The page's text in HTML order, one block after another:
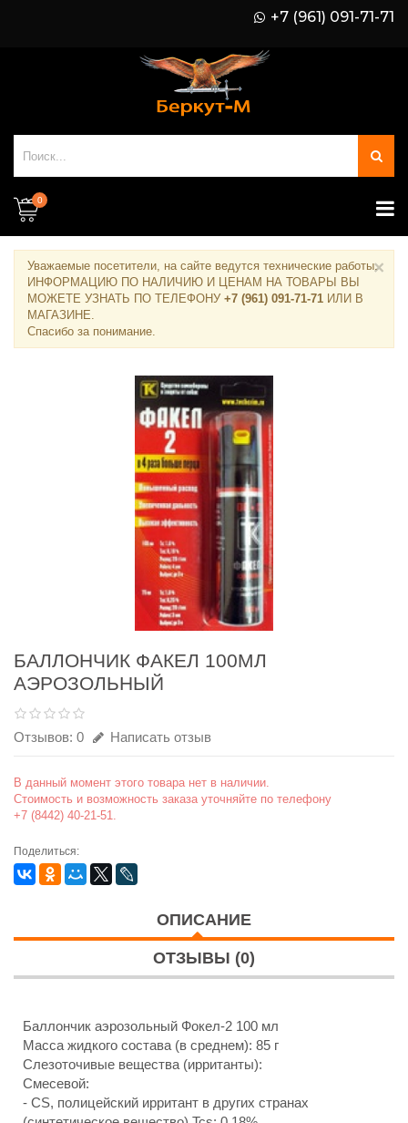
+7 (961) 091-71-71
0
Уважаемые посетители, на сайте ведутся технические работы.
ИНФОРМАЦИЮ ПО НАЛИЧИЮ И ЦЕНАМ НА ТОВАРЫ ВЫ
МОЖЕТЕ УЗНАТЬ ПО ТЕЛЕФОНУ +7 (961) 091-71-71 ИЛИ В
МАГАЗИНЕ.
Спасибо за понимание.
×
БАЛЛОНЧИК ФАКЕЛ 100МЛ
АЭРОЗОЛЬНЫЙ
Отзывов: 0 Написать отзыв
В данный момент этого товара нет в наличии.
Стоимость и возможность заказа уточняйте по телефону
+7 (8442) 40-21-51.
Поделиться:
ОПИСАНИЕ
ОТЗЫВЫ (0)
Баллончик аэрозольный Фокел-2 100 мл
Масса жидкого состава (в среднем): 85 г
Слезоточивые вещества (ирританты):
Смесевой:
- CS, полицейский ирритант в других странах